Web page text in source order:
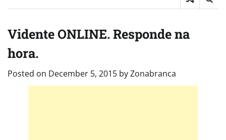
Vidente ONLINE. Responde na
hora.
Posted on December 5, 2015 byZonabranca